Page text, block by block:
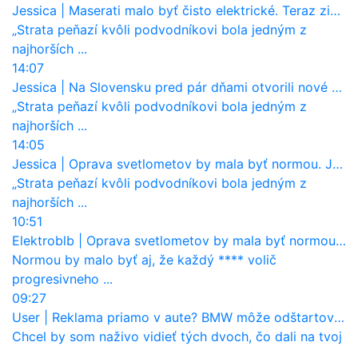
Jessica
Maserati malo byť čisto elektrické. Teraz zisťuje, že potrebuje nový osemvalcový motor
„Strata peňazí kvôli podvodníkovi bola jedným z
najhorších ...
14:07
Jessica
Na Slovensku pred pár dňami otvorili nové mosty, ktoré to sú?
„Strata peňazí kvôli podvodníkovi bola jedným z
najhorších ...
14:05
Jessica
Oprava svetlometov by mala byť normou. Jeden nový dnes stojí priemerne 1251 eur!
„Strata peňazí kvôli podvodníkovi bola jedným z
najhorších ...
10:51
Elektroblb
Oprava svetlometov by mala byť normou. Jeden nový dnes stojí priemerne 1251 eur!
Normou by malo byť aj, že každý **** volič
progresivneho ...
09:27
User
Reklama priamo v aute? BMW môže odštartovať nový trend
Chcel by som naživo vidieť tých dvoch, čo dali na tvoj